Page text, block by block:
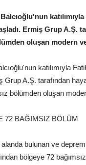
Ermiş Grup
oluşan modern
katılımıyla
Grup A.Ş. tarafından
bölümden oluşan
72 BAĞIMSIZ BÖLÜM
bulunan ve deprem
bölgeye 72